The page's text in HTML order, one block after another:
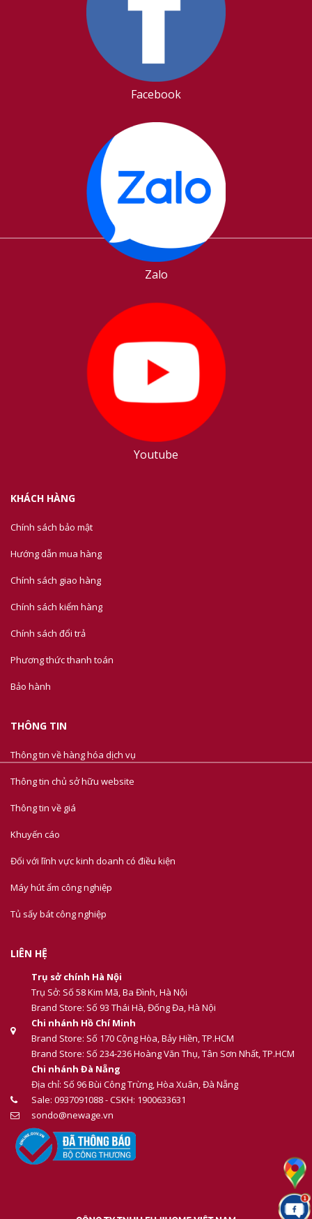
Facebook
Zalo
Youtube
KHÁCH HÀNG
Chính sách bảo mật
Hướng dẫn mua hàng
Chính sách giao hàng
Chính sách kiểm hàng
Chính sách đổi trả
Phương thức thanh toán
Bảo hành
THÔNG TIN
Thông tin về hàng hóa dịch vụ
Thông tin chủ sở hữu website
Thông tin về giá
Khuyến cáo
Đối với lĩnh vực kinh doanh có điều kiện
Máy hút ẩm công nghiệp
Tủ sấy bát công nghiệp
LIÊN HỆ
Trụ sở chính Hà Nội
Trụ Sở: Số 58 Kim Mã, Ba Đình, Hà Nội
Brand Store: Số 93 Thái Hà, Đống Đa, Hà Nội
Chi nhánh Hồ Chí Minh
Brand Store: Số 170 Cộng Hòa, Bảy Hiền, TP.HCM
Brand Store: Số 234-236 Hoàng Văn Thụ, Tân Sơn Nhất, TP.HCM
Chi nhánh Đà Nẵng
Địa chỉ: Số 96 Bùi Công Trừng, Hòa Xuân, Đà Nẵng
Sale: 0937091088 - CSKH: 1900633631
sondo@newage.vn